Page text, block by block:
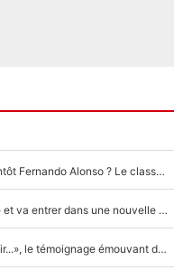
Max Verstappen, Lewis Hamilton… et bientôt Fernando Alonso ? Le classement des pilotes les mieux payés en Formule 1 risque de changer !
F1 - Alpine signe un accord «impensable» et va entrer dans une nouvelle dimension : Grande nouvelle pour Pierre Gasly !
F1 : « Je lui ai fait un câlin, puis j’ai dû partir...», le témoignage émouvant de Max Verstappen sur sa fille